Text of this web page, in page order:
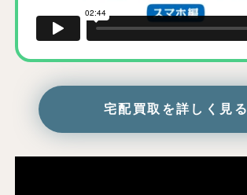
宅配買取を詳しく見る